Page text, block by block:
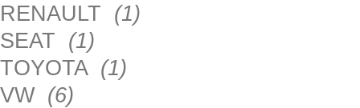
RENAULT (1)
SEAT (1)
TOYOTA (1)
VW (6)